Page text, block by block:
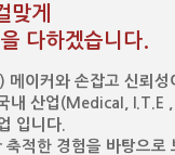
맞게
다하겠습니다.
메이커와 손잡고 신뢰성
내 산업(Medical, I.T.E
입니다.
축적한 경험을 바탕으로